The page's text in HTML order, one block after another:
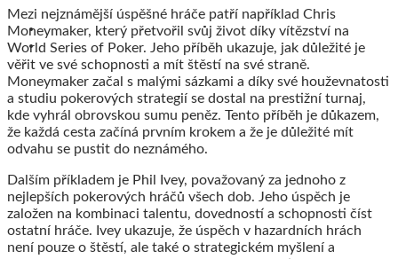
Mezi nejznámější úspěšné hráče patří například Chris
Moneymaker, který přetvořil svůj život díky vítězství na
World Series of Poker. Jeho příběh ukazuje, jak důležité je
věřit ve své schopnosti a mít štěstí na své straně.
Moneymaker začal s malými sázkami a díky své houževnatosti
a studiu pokerových strategií se dostal na prestižní turnaj,
kde vyhrál obrovskou sumu peněz. Tento příběh je důkazem,
že každá cesta začíná prvním krokem a že je důležité mít
odvahu se pustit do neznámého.
Dalším příkladem je Phil Ivey, považovaný za jednoho z
nejlepších pokerových hráčů všech dob. Jeho úspěch je
založen na kombinaci talentu, dovedností a schopnosti číst
ostatní hráče. Ivey ukazuje, že úspěch v hazardních hrách
není pouze o štěstí, ale také o strategickém myšlení a